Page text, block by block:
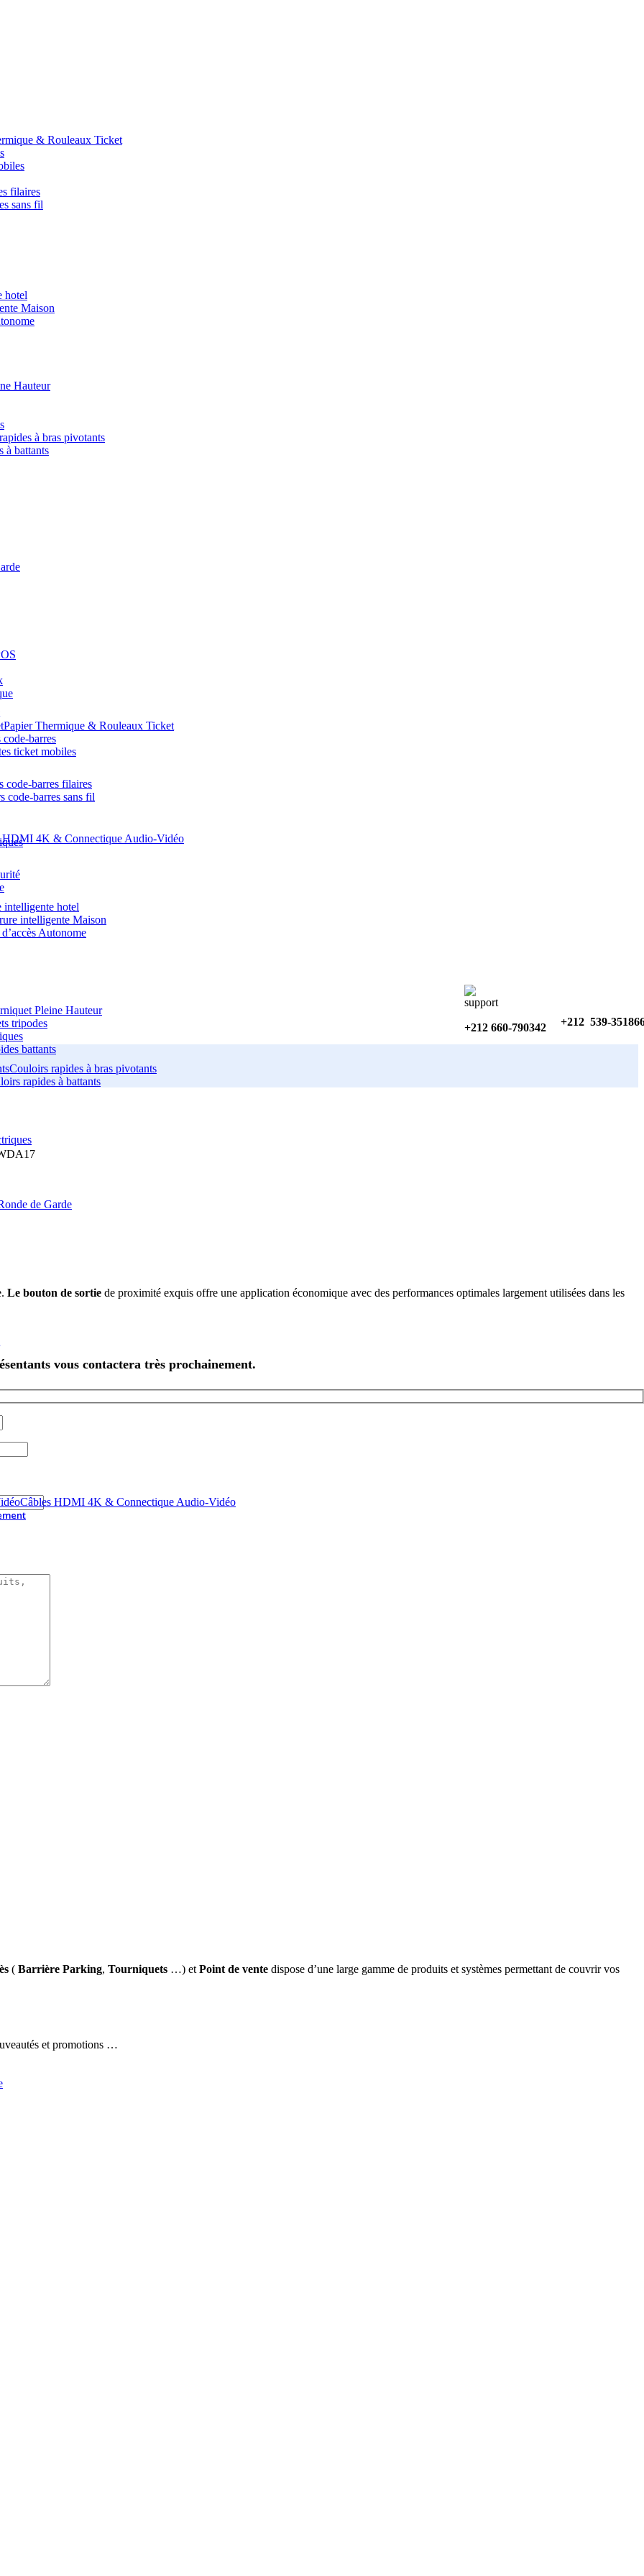
& Rouleaux Ticket
filaires
sans fil
hotel
Maison
Hauteur
à bras pivotants
à battants
HDMI 4K & Connectique Audio-Vidéo
+212 660-790342 +212 539-
Papier Thermique & Rouleaux Ticket
barres
ticket mobiles
code-barres filaires
code-barres sans fil
intelligente hotel
intelligente Maison
Autonome
Pleine Hauteur
tripodes
battants
Couloirs rapides à bras pivotants
rapides à battants
de Garde
Câbles HDMI 4K & Connectique Audio-Vidéo
Le bouton de sortie de proximité exquis offre une application économique avec des performances optimales largement utilisées dans les
vous contactera très prochainement.
( Barrière Parking, Tourniquets …) et Point de vente dispose d’une large gamme de produits et systèmes permettant de couvrir vos
et promotions …